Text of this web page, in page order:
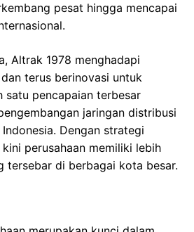
pesat hingga mencapai
Altrak 1978 menghadapi
terus berinovasi untuk
satu pencapaian terbesar
jaringan distribusi
Dengan strategi
perusahaan memiliki lebih
tersebar di berbagai kota besar.